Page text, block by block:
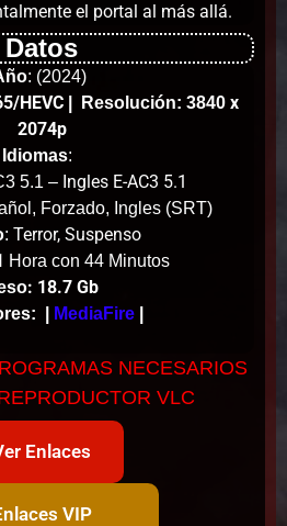
el portal al más allá.
Datos
: (2024)
HEVC| Resolución: 3840x
2074p
Idiomas:
5.1 – Ingles E-AC3 5.1
Forzado, Ingles (SRT)
: Terror, Suspenso
Hora con 44 Minutos
: 18.7 Gb
MediaFire
NECESARIOS
VLC
Enlaces
VIP